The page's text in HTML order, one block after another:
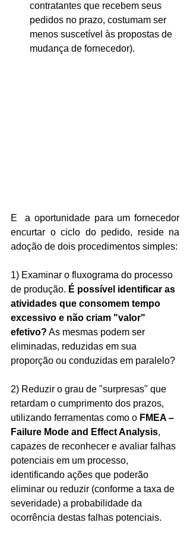
contratantes que recebem seus
pedidos no prazo, costumam ser
menos suscetível às propostas de
mudança de fornecedor).
E  a oportunidade para um fornecedor
encurtar o ciclo do pedido, reside na
adoção de dois procedimentos simples:
1) Examinar o fluxograma do processo
de produção. É possível identificar as
atividades que consomem tempo
excessivo e não criam "valor"
efetivo? As mesmas podem ser
eliminadas, reduzidas em sua
proporção ou conduzidas em paralelo?
2) Reduzir o grau de "surpresas" que
retardam o cumprimento dos prazos,
utilizando ferramentas como o FMEA –
Failure Mode and Effect Analysis,
capazes de reconhecer e avaliar falhas
potenciais em um processo,
identificando ações que poderão
eliminar ou reduzir (conforme a taxa de
severidade) a probabilidade da
ocorrência destas falhas potenciais.